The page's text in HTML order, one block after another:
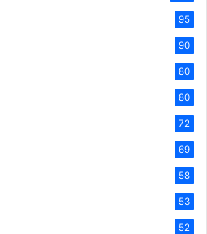
95
90
80
80
72
69
58
53
52